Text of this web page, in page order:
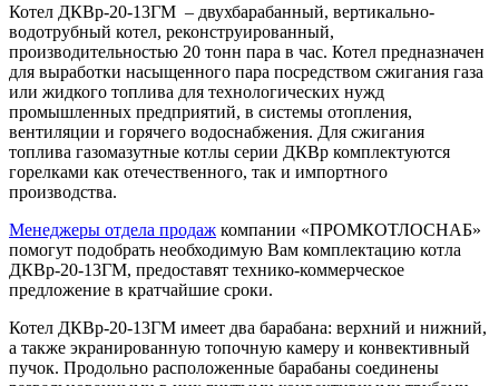
Котел ДКВр-20-13ГМ – двухбарабанный, вертикально-
водотрубный котел, реконструированный,
производительностью 20 тонн пара в час. Котел предназначен
для выработки насыщенного пара посредством сжигания газа
или жидкого топлива для технологических нужд
промышленных предприятий, в системы отопления,
вентиляции и горячего водоснабжения. Для сжигания
топлива газомазутные котлы серии ДКВр комплектуются
горелками как отечественного, так и импортного
производства.
Менеджеры отдела продаж компании «ПРОМКОТЛОСНАБ»
помогут подобрать необходимую Вам комплектацию котла
ДКВр-20-13ГМ, предоставят технико-коммерческое
предложение в кратчайшие сроки.
Котел ДКВр-20-13ГМ имеет два барабана: верхний и нижний,
а также экранированную топочную камеру и конвективный
пучок. Продольно расположенные барабаны соединены